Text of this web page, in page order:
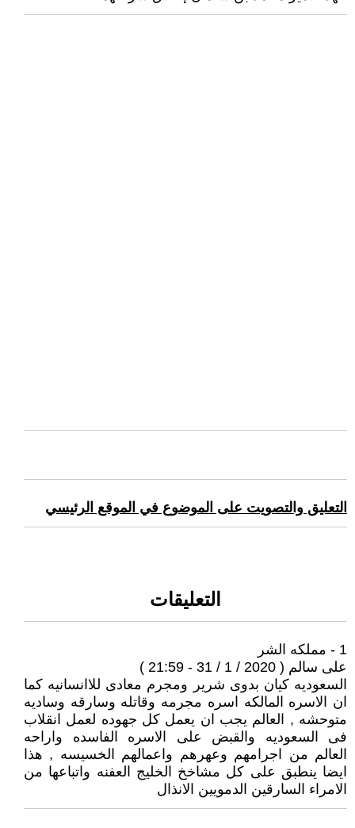
التعليق والتصويت على الموضوع في الموقع الرئيسي
التعليقات
1 - مملكه الشر
على سالم ( 2020 / 1 / 31 - 21:59 )
السعوديه كيان بدوى شرير ومجرم معادى للاانسانيه كما
ان الاسره المالكه اسره مجرمه وقاتله وسارقه وساديه
متوحشه , العالم يجب ان يعمل كل جهوده لعمل انقلاب
فى السعوديه والقبض على الاسره الفاسده واراحه
العالم من اجرامهم وعهرهم واعمالهم الخسيسه , هذا
ايضا ينطبق على كل مشاخخ الخليج العفنه واتباعها من
الامراء السارقين الدمويين الانذال